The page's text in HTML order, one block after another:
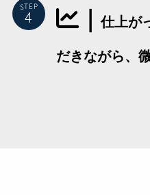
STEP ｜仕上が
だきながら、